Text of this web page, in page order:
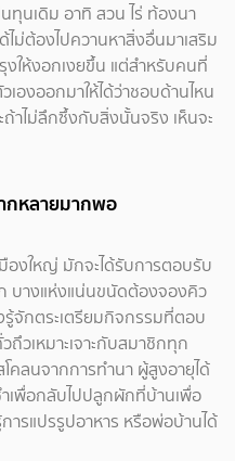
ทุนเดิม อาทิ สวน ไร่ ท้องนา
ไม่ต้องไปควานหาสิ่งอื่นมาเสริม
งให้งอกเงยขึ้น แต่สำหรับคนที่
องออกมาให้ได้ว่าชอบด้านไหน
าไม่ลึกซึ้งกับสิ่งนั้นจริง เห็นจะ
กหลายมากพอ
องใหญ่ มักจะได้รับการตอบรับ
บางแห่งแน่นขนัดต้องจองคิว
รู้จักตระเตรียมกิจกรรมที่ตอบ
วเหมาะเจาะกับสมาชิกทุก
คลนจากการทำนา ผู้สูงอายุได้
เพื่อกลับไปปลูกผักที่บ้านเพื่อ
ารแปรรูปอาหาร หรือพ่อบ้านได้